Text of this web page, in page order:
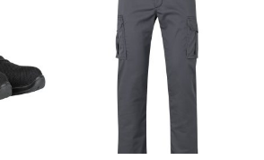
plusieurs
variations.